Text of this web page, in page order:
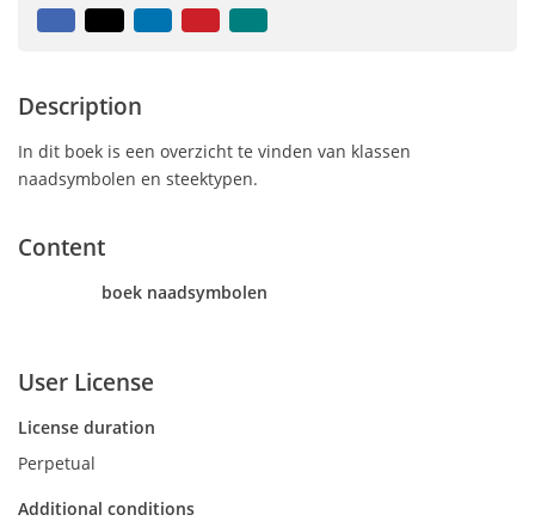
Facebook
X LinkedInPinterest
Mail
to
Description
In dit boek is een overzicht te vinden van klassen
naadsymbolen en steektypen.
Content
boek naadsymbolen
User License
License duration
Perpetual
Additional conditions